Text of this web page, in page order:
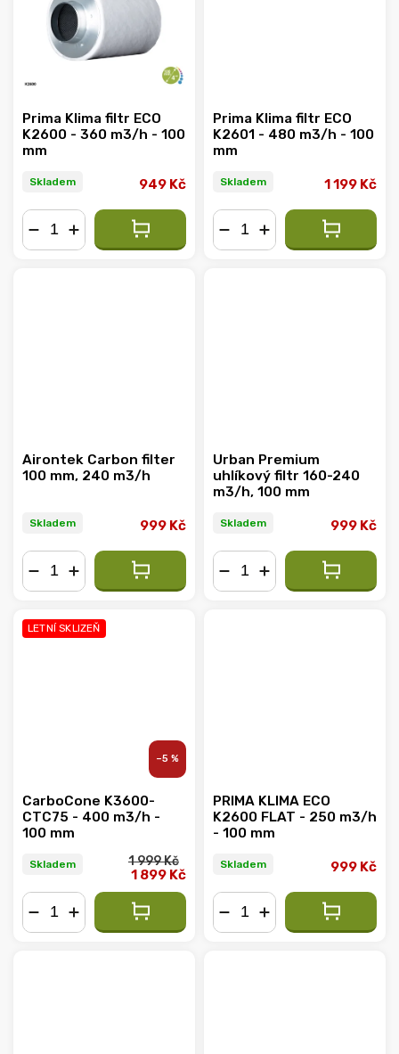
Prima Klima filtr ECO
K2600 - 360 m3/h - 100
mm
Skladem 949 Kč
Prima Klima filtr ECO
K2601 - 480 m3/h - 100
mm
Skladem 1 199 Kč
Airontek Carbon filter
100 mm, 240 m3/h
Skladem 999 Kč
Urban Premium
uhlíkový filtr 160-240
m3/h, 100 mm
Skladem 999 Kč
LETNÍ SKLIZEŇ
–5 %
CarboCone K3600-
CTC75 - 400 m3/h -
100 mm
Skladem 1 999 Kč
1 899 Kč
PRIMA KLIMA ECO
K2600 FLAT - 250 m3/h
- 100 mm
Skladem 999 Kč